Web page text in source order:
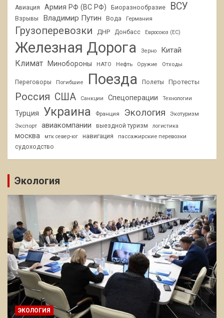
Авиация Армия РФ (ВС РФ) Биоразнообразие ВСУ
Взрывы Владимир Путин Вода Германия
Грузоперевозки ДНР Донбасс Евросоюз (ЕС)
Железная Дорога Зерно Китай
Климат Минобороны НАТО Нефть Оружие Отходы
Переговоры Погибшие Поезда Полеты Протесты
Россия США Санкции Спецоперации Технологии
Турция Украина Франция Экология
Экотуризм
Экспорт
авиакомпании выездной туризм логистика
москва мтк север-юг навигация
пассажирские перевозки
судоходство
Экология
ЭКОЛОГИЯ